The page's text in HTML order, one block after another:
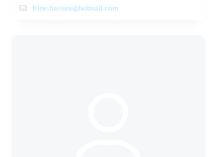
trine.harries@hotmail.com